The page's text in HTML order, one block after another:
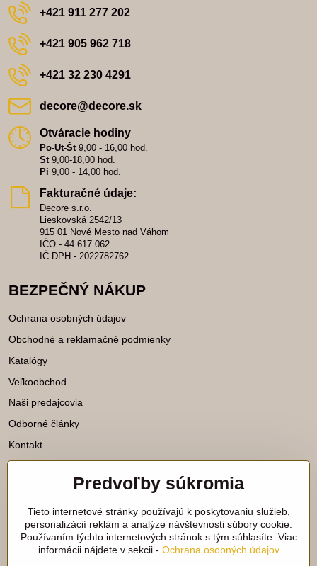
+421 911 277 202
+421 905 962 718
+421 32 230 4291
decore​@decore​.sk
Otváracie hodiny
Po-Ut-Št9,00 - 16,00 hod.
St9,00-18,00 hod.
Pi 9,00 - 14,00 hod.
Fakturačné údaje:
Decore s.r.o.
Lieskovská 2542/13
915 01 Nové Mesto nad Váhom
IČO - 44 617 062
IČ DPH - 2022782762
BEZPEČNÝ NÁKUP
Ochrana osobných údajov
Obchodné a reklamačné podmienky
Katalógy
Veľkoobchod
Naši predajcovia
Odborné články
Kontakt
Katalógy na stiahnutie
Viac našich noviniek nájdete aj na
sieťach:
Predvoľby súkromia
Tieto internetové stránky používajú k poskytovaniu služieb,
personalizácií reklám a analýze návštevnosti súbory cookie.
Používaním týchto internetových stránok s tým súhlasíte. Viac
informácii nájdete v sekcii - Ochrana osobných údajov